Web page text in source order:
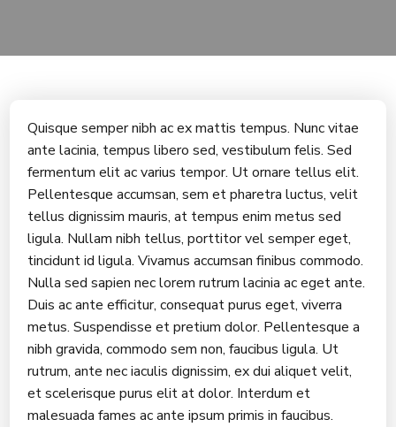
Quisque semper nibh ac ex mattis tempus. Nunc vitae
ante lacinia, tempus libero sed, vestibulum felis. Sed
fermentum elit ac varius tempor. Ut ornare tellus elit.
Pellentesque accumsan, sem et pharetra luctus, velit
tellus dignissim mauris, at tempus enim metus sed
ligula. Nullam nibh tellus, porttitor vel semper eget,
tincidunt id ligula. Vivamus accumsan finibus commodo.
Nulla sed sapien nec lorem rutrum lacinia ac eget ante.
Duis ac ante efficitur, consequat purus eget, viverra
metus. Suspendisse et pretium dolor. Pellentesque a
nibh gravida, commodo sem non, faucibus ligula. Ut
rutrum, ante nec iaculis dignissim, ex dui aliquet velit,
et scelerisque purus elit at dolor. Interdum et
malesuada fames ac ante ipsum primis in faucibus.